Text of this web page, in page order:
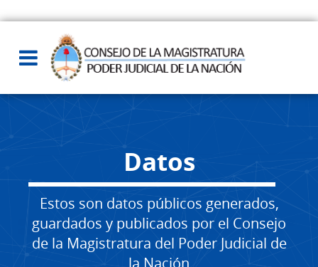
Datos
Estos son datos públicos generados,
guardados y publicados por el Consejo
de la Magistratura del Poder Judicial de
la Nación